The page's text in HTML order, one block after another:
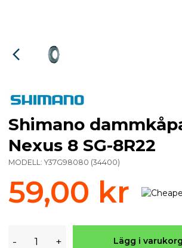
Shimano
Nexus 8 SG-8R22
MODELL: Y37G98080 (34400)
59,00 kr
- + Lägg i varukorg